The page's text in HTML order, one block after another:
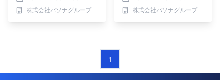
株式会社パソナグループ
株式会社パソナグループ
1